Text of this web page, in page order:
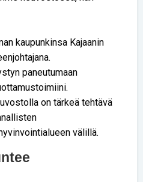
kaupunkinsa Kajaanin
paneutumaan
on tärkeä tehtävä
välillä.